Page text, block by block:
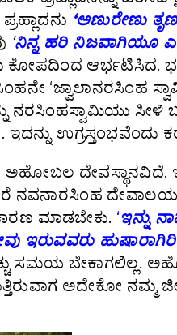
‘ಅಣುರೇಣು
‘ನಿನ್ನ ಹರಿ ನಿಜವಾಗಿಯೂ
ಕೋಪದಿಂದ ಆರ್ಭಟಿಸಿದ.
‘ಜ್ವಾಲಾನರಸಿಂಹ
ಸೀಳಿ
ಉಗ್ರಸ್ತಂಭವೆಂದು
ದೇವಸ್ಥಾನವಿದೆ.
ಮಾಡಬೇಕು. ‘ಇನ್ನು
ಇರುವವರು
ಸಮಯ ಬೇಕಾಗಲಿಲ್ಲ.
ಅದೇಕೋ ನಮ್ಮ